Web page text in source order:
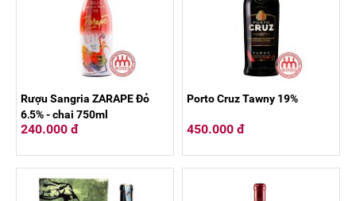
Rượu Sangria ZARAPE Đỏ
6,5% - chai 750ml
240.000 đ
Porto Cruz Tawny 19%
450.000 đ